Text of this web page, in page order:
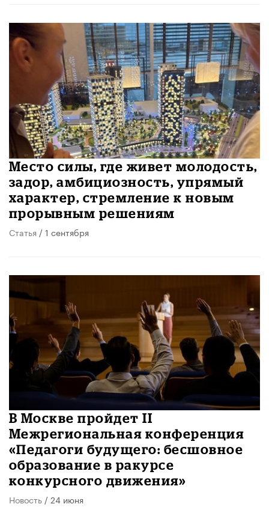
Место силы, где живет молодость,
задор, амбициозность, упрямый
характер, стремление к новым
прорывным решениям
Статья / 1 сентября
В Москве пройдет II
Межрегиональная конференция
«Педагоги будущего: бесшовное
образование в ракурсе
конкурсного движения»
Новость / 24 июня